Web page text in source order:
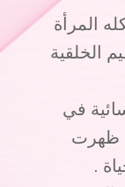
المرأة
الخلقية
في
ظهرت
.